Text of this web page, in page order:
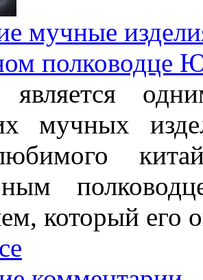
мучные
полководце
мучных
который его